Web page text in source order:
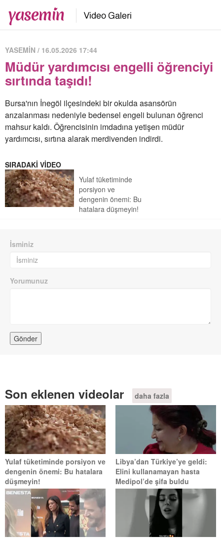
YASEMİN / 16.05.2026 17:44
Müdür yardımcısı engelli öğrenciyi
sırtında taşıdı!
Bursa'nın İnegöl ilçesindeki bir okulda asansörün
arızalanması nedeniyle bedensel engeli bulunan öğrenci
mahsur kaldı. Öğrencisinin imdadına yetişen müdür
yardımcısı, sırtına alarak merdivenden indirdi.
SIRADAKİ VİDEO
Yulaf tüketiminde
porsiyon ve
dengenin önemi: Bu
hatalara düşmeyin!
İsminiz
Yorumunuz
Son eklenen videolar daha fazla
Yulaf tüketiminde porsiyon ve
dengenin önemi: Bu hatalara
düşmeyin!
Libya’dan Türkiye’ye geldi:
Elini kullanamayan hasta
Medipol’de şifa buldu